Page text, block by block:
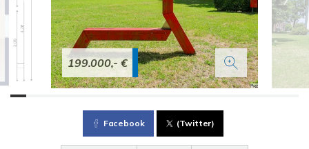
199.000,- €
Facebook (Twitter)